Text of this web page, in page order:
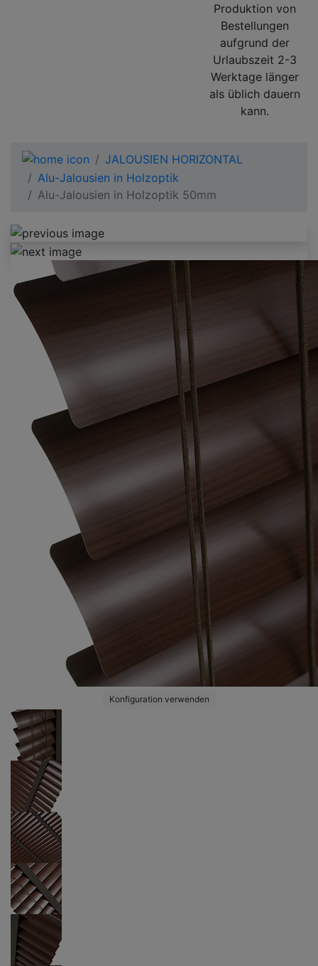
Produktion von
Bestellungen
aufgrund der
Urlaubszeit 2-3
Werktage länger
als üblich dauern
kann.
JALOUSIEN HORIZONTAL
Alu-Jalousien in Holzoptik
Alu-Jalousien in Holzoptik 50mm
Konfiguration verwenden